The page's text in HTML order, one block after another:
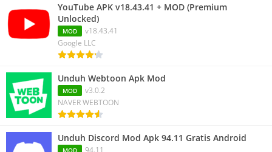
YouTube APK v18.43.41 + MOD (Premium
Unlocked)
MOD
v18.43.41
Google LLC
Unduh Webtoon Apk Mod
MOD
v3.0.2
NAVER WEBTOON
Unduh Discord Mod Apk 94.11 Gratis Android
MOD 94.11